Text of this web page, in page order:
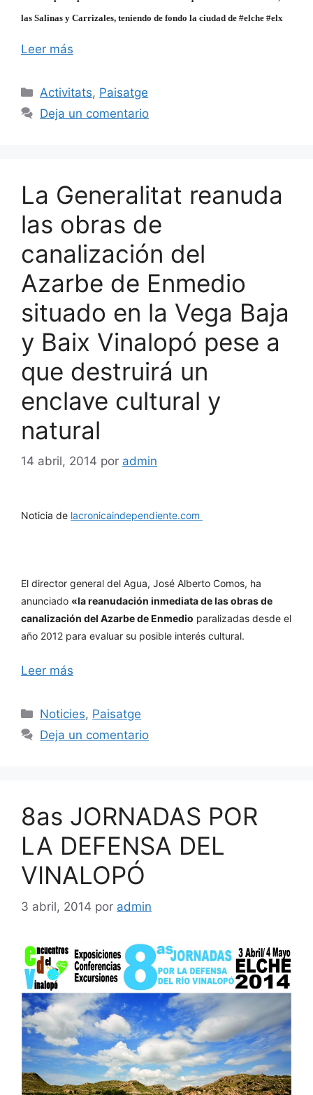
las Salinas y Carrizales, teniendo de fondo la ciudad de #elche #elx
Leer más
Categorías
Activitats, Paisatge
Deja un comentario
La Generalitat reanuda
las obras de
canalización del
Azarbe de Enmedio
situado en la Vega Baja
y Baix Vinalopó pese a
que destruirá un
enclave cultural y
natural
14 abril, 2014 por admin
Noticia de lacronicaindependiente.com
El director general del Agua, José Alberto Comos, ha
anunciado «la reanudación inmediata de las obras de
canalización del Azarbe de Enmedio paralizadas desde el
año 2012 para evaluar su posible interés cultural.
Leer más
Categorías
Noticies, Paisatge
Deja un comentario
8as JORNADAS POR
LA DEFENSA DEL
VINALOPÓ
3 abril, 2014 por admin